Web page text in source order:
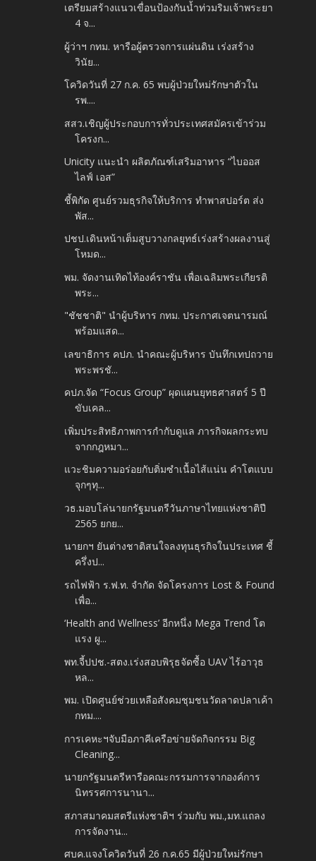
เตรียมสร้างแนวเขื่อนป้องกันน้ำท่วมริมเจ้าพระยา
4 จ...
ผู้ว่าฯ กทม. หารือผู้ตรวจการแผ่นดิน เร่งสร้าง
วินัย...
โควิดวันที่ 27 ก.ค. 65 พบผู้ป่วยใหม่รักษาตัวใน
รพ....
สสว.เชิญผู้ประกอบการทั่วประเทศสมัครเข้าร่วม
โครงก...
Unicity แนะนำ ผลิตภัณฑ์เสริมอาหาร “ไบออส
ไลฟ์ เอส”
ชี้พิกัด ศูนย์รวมธุรกิจให้บริการ ทำพาสปอร์ต ส่ง
พัส...
ปชป.เดินหน้าเต็มสูบวางกลยุทธ์เร่งสร้างผลงานสู่
โหมด...
พม. จัดงานเทิดไท้องค์ราชัน เพื่อเฉลิมพระเกียรติ
พระ...
"ชัชชาติ" นำผู้บริหาร กทม. ประกาศเจตนารมณ์
พร้อมแสด...
เลขาธิการ คปภ. นำคณะผู้บริหาร บันทึกเทปถวาย
พระพรชั...
คปภ.จัด “Focus Group” ผุดแผนยุทธศาสตร์ 5 ปี
ขับเคล...
เพิ่มประสิทธิภาพการกำกับดูแล ภารกิจผลกระทบ
จากกฎหมา...
แวะชิมความอร่อยกับติ่มซำเนื้อไส้แน่น คำโตแบบ
จุกๆทุ...
วธ.มอบโล่นายกรัฐมนตรีวันภาษาไทยแห่งชาติปี
2565 ยกย...
นายกฯ ยันต่างชาติสนใจลงทุนธุรกิจในประเทศ ชี้
ครึ่งป...
รถไฟฟ้า ร.ฟ.ท. จำกัด จัดโครงการ Lost & Found
เพื่อ...
‘Health and Wellness’ อีกหนึ่ง Mega Trend โต
แรง ผู...
พท.จี้ปปช.-สตง.เร่งสอบพิรุธจัดซื้อ UAV ไร้อาวุธ
หล...
พม. เปิดศูนย์ช่วยเหลือสังคมชุมชนวัดลาดปลาเค้า
กทม....
การเคหะฯจับมือภาคีเครือข่ายจัดกิจกรรม Big
Cleaning...
นายกรัฐมนตรีหารือคณะกรรมการจากองค์การ
นิทรรศการนานา...
สภาสมาคมสตรีแห่งชาติฯ ร่วมกับ พม.,มท.แถลง
การจัดงาน...
ศบค.แจงโควิดวันที่ 26 ก.ค.65 มีผู้ป่วยใหม่รักษา